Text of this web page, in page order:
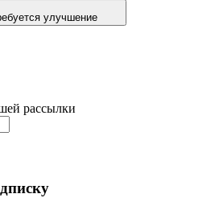
улучшение
рассылки